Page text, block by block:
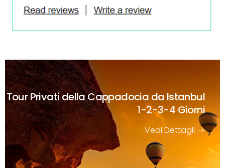
Tour Privati della Cappadocia da Istanbul
1-2-3-4 Giorni
Vedi Dettagli